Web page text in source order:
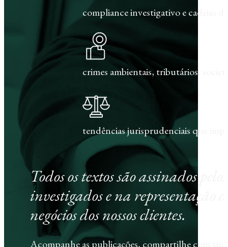
compliance investigativo e cadeias
crimes ambientais, tributários,
tendências jurisprudenciais que
Todos os textos são assinados
investigados e na representação
negócios dos nossos clientes.
Acompanhe as publicações, compartilhe com